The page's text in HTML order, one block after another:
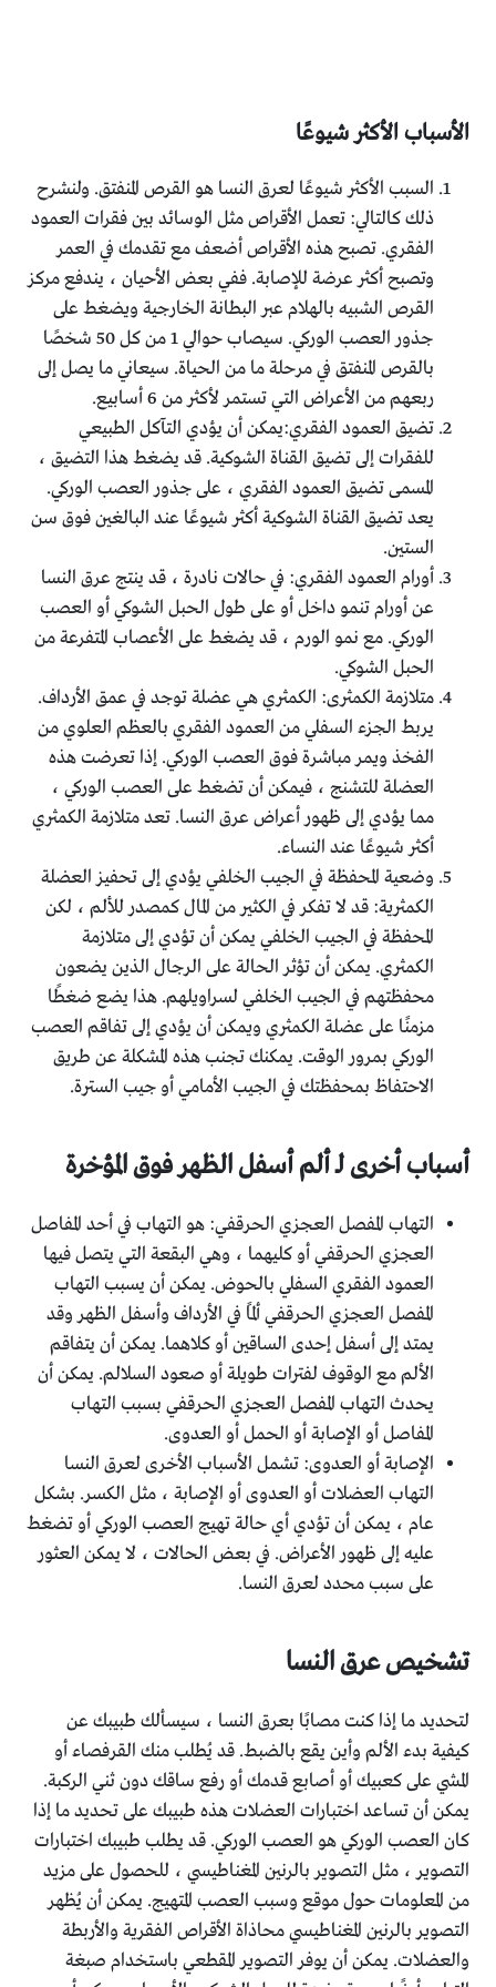
الأسباب الأكثر شيوعًا
السبب الأكثر شيوعًا لعرق النسا هو القرص المنفتق. ولنشرح
ذلك كالتالي: تعمل الأقراص مثل الوسائد بين فقرات العمود
الفقري. تصبح هذه الأقراص أضعف مع تقدمك في العمر
وتصبح أكثر عرضة للإصابة. ففي بعض الأحيان ، يندفع مركز
القرص الشبيه بالهلام عبر البطانة الخارجية ويضغط على
جذور العصب الوركي. سيصاب حوالي 1 من كل 50 شخصًا
بالقرص المنفتق في مرحلة ما من الحياة. سيعاني ما يصل إلى
ربعهم من الأعراض التي تستمر لأكثر من 6 أسابيع.
تضيق العمود الفقري:يمكن أن يؤدي التآكل الطبيعي
للفقرات إلى تضيق القناة الشوكية. قد يضغط هذا التضيق ،
المسمى تضيق العمود الفقري ، على جذور العصب الوركي.
يعد تضيق القناة الشوكية أكثر شيوعًا عند البالغين فوق سن
الستين.
أورام العمود الفقري: في حالات نادرة ، قد ينتج عرق النسا
عن أورام تنمو داخل أو على طول الحبل الشوكي أو العصب
الوركي. مع نمو الورم ، قد يضغط على الأعصاب المتفرعة من
الحبل الشوكي.
متلازمة الكمثرى: الكمثري هي عضلة توجد في عمق الأرداف.
يربط الجزء السفلي من العمود الفقري بالعظم العلوي من
الفخذ ويمر مباشرة فوق العصب الوركي. إذا تعرضت هذه
العضلة للتشنج ، فيمكن أن تضغط على العصب الوركي ،
مما يؤدي إلى ظهور أعراض عرق النسا. تعد متلازمة الكمثري
أكثر شيوعًا عند النساء.
وضعية المحفظة في الجيب الخلفي يؤدي إلى تحفيز العضلة
الكمثرية: قد لا تفكر في الكثير من المال كمصدر للألم ، لكن
المحفظة في الجيب الخلفي يمكن أن تؤدي إلى متلازمة
الكمثري. يمكن أن تؤثر الحالة على الرجال الذين يضعون
محفظتهم في الجيب الخلفي لسراويلهم. هذا يضع ضغطًا
مزمنًا على عضلة الكمثري ويمكن أن يؤدي إلى تفاقم العصب
الوركي بمرور الوقت. يمكنك تجنب هذه المشكلة عن طريق
الاحتفاظ بمحفظتك في الجيب الأمامي أو جيب السترة.
أسباب أخرى لـ ألم أسفل الظهر فوق المؤخرة
التهاب المفصل العجزي الحرقفي: هو التهاب في أحد المفاصل
العجزي الحرقفي أو كليهما ، وهي البقعة التي يتصل فيها
العمود الفقري السفلي بالحوض. يمكن أن يسبب التهاب
المفصل العجزي الحرقفي ألمًا في الأرداف وأسفل الظهر وقد
يمتد إلى أسفل إحدى الساقين أو كلاهما. يمكن أن يتفاقم
الألم مع الوقوف لفترات طويلة أو صعود السلالم. يمكن أن
يحدث التهاب المفصل العجزي الحرقفي بسبب التهاب
المفاصل أو الإصابة أو الحمل أو العدوى.
الإصابة أو العدوى: تشمل الأسباب الأخرى لعرق النسا
التهاب العضلات أو العدوى أو الإصابة ، مثل الكسر. بشكل
عام ، يمكن أن تؤدي أي حالة تهيج العصب الوركي أو تضغط
عليه إلى ظهور الأعراض. في بعض الحالات ، لا يمكن العثور
على سبب محدد لعرق النسا.
تشخيص عرق النسا
لتحديد ما إذا كنت مصابًا بعرق النسا ، سيسألك طبيبك عن
كيفية بدء الألم وأين يقع بالضبط. قد يُطلب منك القرفصاء أو
المشي على كعبيك أو أصابع قدمك أو رفع ساقك دون ثني الركبة.
يمكن أن تساعد اختبارات العضلات هذه طبيبك على تحديد ما إذا
كان العصب الوركي هو العصب الوركي. قد يطلب طبيبك اختبارات
التصوير ، مثل التصوير بالرنين المغناطيسي ، للحصول على مزيد
من المعلومات حول موقع وسبب العصب المتهيج. يمكن أن يُظهر
التصوير بالرنين المغناطيسي محاذاة الأقراص الفقرية والأربطة
والعضلات. يمكن أن يوفر التصوير المقطعي باستخدام صبغة